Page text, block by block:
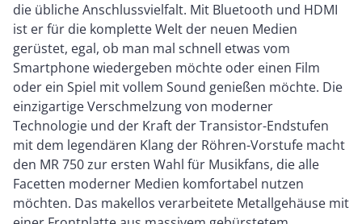
die übliche Anschlussvielfalt. Mit Bluetooth und HDMI
ist er für die komplette Welt der neuen Medien
gerüstet, egal, ob man mal schnell etwas vom
Smartphone wiedergeben möchte oder einen Film
oder ein Spiel mit vollem Sound genießen möchte. Die
einzigartige Verschmelzung von moderner
Technologie und der Kraft der Transistor-Endstufen
mit dem legendären Klang der Röhren-Vorstufe macht
den MR 750 zur ersten Wahl für Musikfans, die alle
Facetten moderner Medien komfortabel nutzen
möchten. Das makellos verarbeitete Metallgehäuse mit